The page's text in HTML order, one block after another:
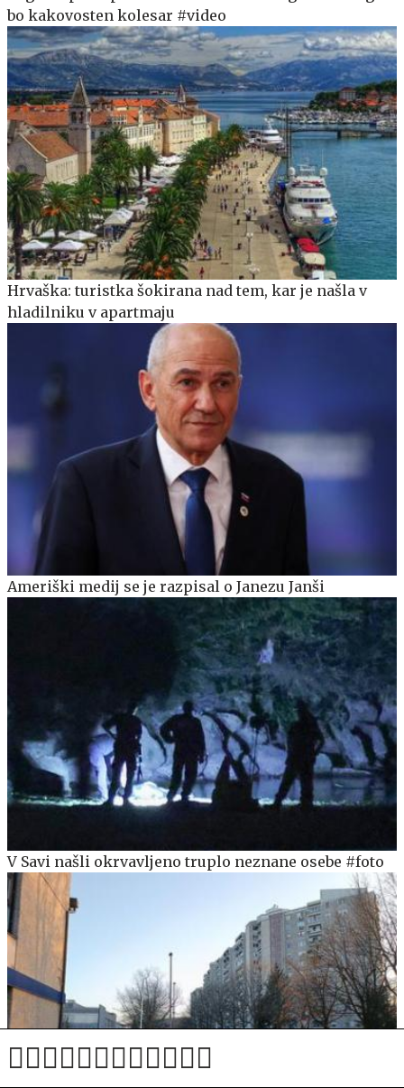
bo kakovosten kolesar #video
Hrvaška: turistka šokirana nad tem, kar je našla v
hladilniku v apartmaju
Ameriški medij se je razpisal o Janezu Janši
V Savi našli okrvavljeno truplo neznane osebe #foto